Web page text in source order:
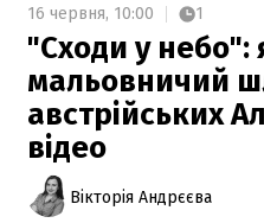
16 червня, 10:00 1
"Сходи у небо":
мальовничий
австрійських
відео
Вікторія Андрєєва